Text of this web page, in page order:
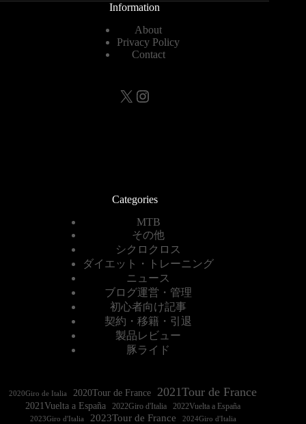
Information
About
Privacy Policy
Contact
X Instagram
Categories
MTB
その他
シクロクロス
ダイエット・トレーニング
ニュース
ブログ運営・管理
初心者向け記事
契約・移籍・引退
製品レビュー
豚ライド
2020Giro de Italia 2020Tour de France 2021Tour de France
2021Vuelta a España 2022Vuelta a España
2023Giro d'Italia 2023Tour de France